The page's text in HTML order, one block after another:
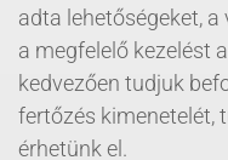
adta lehetőségeket,
a megfelelő kezelést
kedvezően tudjuk
fertőzés kimenetelét,
érhetünk el.